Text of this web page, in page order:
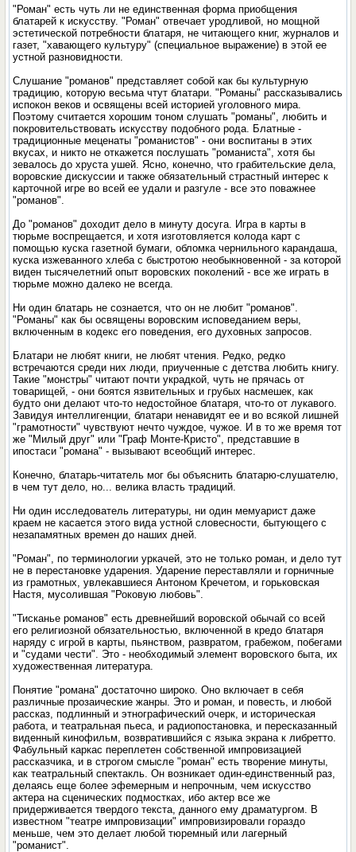
"Роман" есть чуть ли не единственная форма приобщения
блатарей к искусству. "Роман" отвечает уродливой, но мощной
эстетической потребности блатаря, не читающего книг, журналов и
газет, "хавающего культуру" (специальное выражение) в этой ее
устной разновидности.
Слушание "романов" представляет собой как бы культурную
традицию, которую весьма чтут блатари. "Романы" рассказывались
испокон веков и освящены всей историей уголовного мира.
Поэтому считается хорошим тоном слушать "романы", любить и
покровительствовать искусству подобного рода. Блатные -
традиционные меценаты "романистов" - они воспитаны в этих
вкусах, и никто не откажется послушать "романиста", хотя бы
зевалось до хруста ушей. Ясно, конечно, что грабительские дела,
воровские дискуссии и также обязательный страстный интерес к
карточной игре во всей ее удали и разгуле - все это поважнее
"романов".
До "романов" доходит дело в минуту досуга. Игра в карты в
тюрьме воспрещается, и хотя изготовляется колода карт с
помощью куска газетной бумаги, обломка чернильного карандаша,
куска изжеванного хлеба с быстротою необыкновенной - за которой
виден тысячелетний опыт воровских поколений - все же играть в
тюрьме можно далеко не всегда.
Ни один блатарь не сознается, что он не любит "романов".
"Романы" как бы освящены воровским исповеданием веры,
включенным в кодекс его поведения, его духовных запросов.
Блатари не любят книги, не любят чтения. Редко, редко
встречаются среди них люди, приученные с детства любить книгу.
Такие "монстры" читают почти украдкой, чуть не прячась от
товарищей, - они боятся язвительных и грубых насмешек, как
будто они делают что-то недостойное блатаря, что-то от лукавого.
Завидуя интеллигенции, блатари ненавидят ее и во всякой лишней
"грамотности" чувствуют нечто чуждое, чужое. И в то же время тот
же "Милый друг" или "Граф Монте-Кристо", представшие в
ипостаси "романа" - вызывают всеобщий интерес.
Конечно, блатарь-читатель мог бы объяснить блатарю-слушателю,
в чем тут дело, но... велика власть традиций.
Ни один исследователь литературы, ни один мемуарист даже
краем не касается этого вида устной словесности, бытующего с
незапамятных времен до наших дней.
"Роман", по терминологии уркачей, это не только роман, и дело тут
не в перестановке ударения. Ударение переставляли и горничные
из грамотных, увлекавшиеся Антоном Кречетом, и горьковская
Настя, мусолившая "Роковую любовь".
"Тисканье романов" есть древнейший воровской обычай со всей
его религиозной обязательностью, включенной в кредо блатаря
наряду с игрой в карты, пьянством, развратом, грабежом, побегами
и "судами чести". Это - необходимый элемент воровского быта, их
художественная литература.
Понятие "романа" достаточно широко. Оно включает в себя
различные прозаические жанры. Это и роман, и повесть, и любой
рассказ, подлинный и этнографический очерк, и историческая
работа, и театральная пьеса, и радиопостановка, и пересказанный
виденный кинофильм, возвратившийся с языка экрана к либретто.
Фабульный каркас переплетен собственной импровизацией
рассказчика, и в строгом смысле "роман" есть творение минуты,
как театральный спектакль. Он возникает один-единственный раз,
делаясь еще более эфемерным и непрочным, чем искусство
актера на сценических подмостках, ибо актер все же
придерживается твердого текста, данного ему драматургом. В
известном "театре импровизации" импровизировали гораздо
меньше, чем это делает любой тюремный или лагерный
"романист".